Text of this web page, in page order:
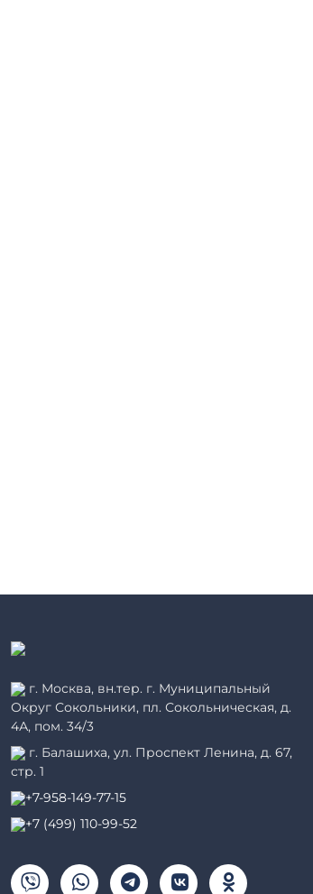
г. Москва, вн.тер. г. Муниципальный
Округ Сокольники, пл. Сокольническая, д.
4А, пом. 34/3
г. Балашиха, ул. Проспект Ленина, д. 67,
стр. 1
+7-958-149-77-15
+7 (499) 110-99-52